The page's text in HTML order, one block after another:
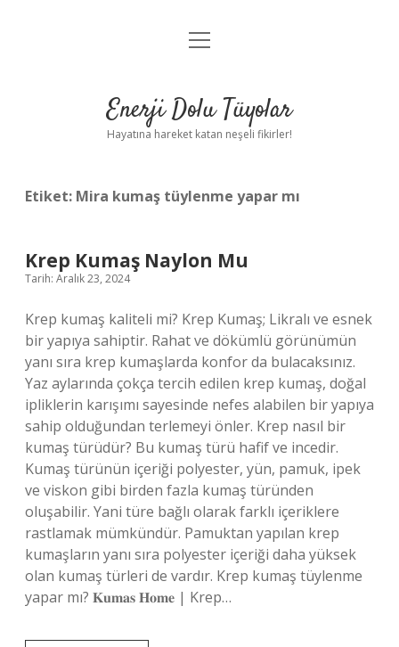
Anasayfa
Yasal Uyarı
menüyü
Enerji Dolu Tüyolar
Hayatına hareket katan neşeli fikirler!
Etiket: Mira kumaş tüylenme yapar mı
Krep Kumaş Naylon Mu
Tarih: Aralık 23, 2024
Krep kumaş kaliteli mi? Krep Kumaş; Likralı ve esnek
bir yapıya sahiptir. Rahat ve dökümlü görünümün
yanı sıra krep kumaşlarda konfor da bulacaksınız.
Yaz aylarında çokça tercih edilen krep kumaş, doğal
ipliklerin karışımı sayesinde nefes alabilen bir yapıya
sahip olduğundan terlemeyi önler. Krep nasıl bir
kumaş türüdür? Bu kumaş türü hafif ve incedir.
Kumaş türünün içeriği polyester, yün, pamuk, ipek
ve viskon gibi birden fazla kumaş türünden
oluşabilir. Yani türe bağlı olarak farklı içeriklere
rastlamak mümkündür. Pamuktan yapılan krep
kumaşların yanı sıra polyester içeriği daha yüksek
olan kumaş türleri de vardır. Krep kumaş tüylenme
yapar mı? 𝐊𝐮𝐦𝐚𝐬 𝐇𝐨𝐦𝐞 | Krep…